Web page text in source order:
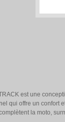
est une
qui offre un confort
la moto,